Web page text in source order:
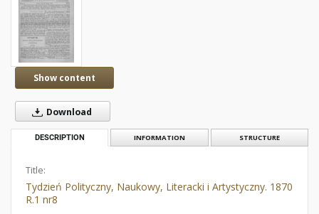
Show content
Download
DESCRIPTION INFORMATION STRUCTURE
Title:
Tydzień Polityczny, Naukowy, Literacki i Artystyczny. 1870
R.1 nr8